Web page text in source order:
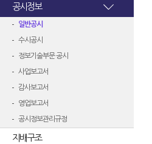
공시정보
일반공시
수시공시
정보기술부문 공시
사업보고서
감사보고서
영업보고서
공시정보관리규정
지배구조